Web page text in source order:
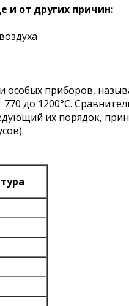
и от других причин:
особых приборов,
до 1200°С.
их порядок,